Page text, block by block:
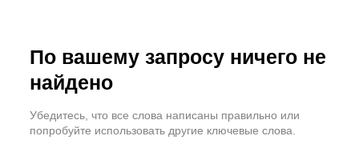
По вашему запросу ничего не
найдено
Убедитесь, что все слова написаны правильно или
попробуйте использовать другие ключевые слова.